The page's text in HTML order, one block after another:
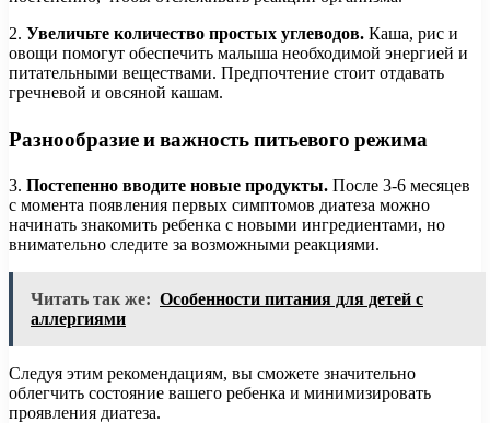
2. Увеличьте количество простых углеводов. Каша, рис и
овощи помогут обеспечить малыша необходимой энергией и
питательными веществами. Предпочтение стоит отдавать
гречневой и овсяной кашам.
Разнообразие и важность питьевого режима
3. Постепенно вводите новые продукты. После 3-6 месяцев
с момента появления первых симптомов диатеза можно
начинать знакомить ребенка с новыми ингредиентами, но
внимательно следите за возможными реакциями.
Читать так же: Особенности питания для детей с
аллергиями
Следуя этим рекомендациям, вы сможете значительно
облегчить состояние вашего ребенка и минимизировать
проявления диатеза.